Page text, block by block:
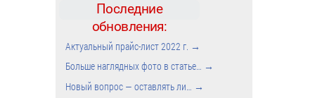
Последние
обновления:
Актуальный прайс-лист 2022 г. →
Больше наглядных фото в статье… →
Новый вопрос — оставлять ли… →